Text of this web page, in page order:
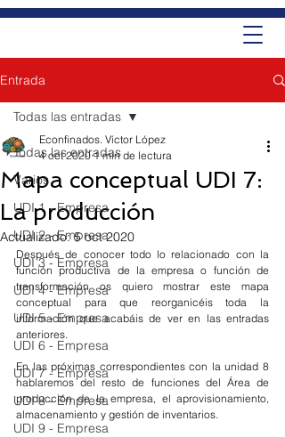
Entrada
Todas las entradas
Varios
UDI 1 - Empresa
UDI 2 - Empresa
UDI 3 - Empresa
UDI 4 - Empresa
UDI 5 - Empresa
UDI 6 - Empresa
UDI 7 - Empresa
UDI 8 - Empresa
UDI 9 - Empresa
Todas las entradas
Mapa conceptual UDI 7:
La producción
Econfinados. Víctor López
4 oct 2020 1 min de lectura
Actualizado:5 oct 2020
Después de conocer todo lo relacionado con la
función productiva de la empresa o función de
transformación os quiero mostrar este mapa
conceptual para que reorganicéis toda la
información que acabáis de ver en las entradas
anteriores.
En las próximas correspondientes con la unidad 8
hablaremos del resto de funciones del Área de
producción de la empresa, el aprovisionamiento,
almacenamiento y gestión de inventarios.